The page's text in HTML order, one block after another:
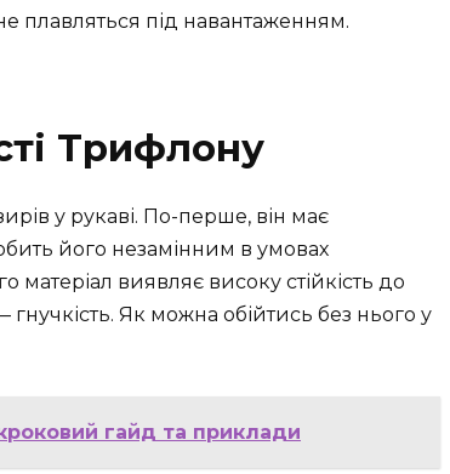
плавляться під навантаженням.
Трифлону
у рукаві. По-перше, він має
його незамінним в умовах
виявляє високу стійкість до
Як можна обійтись без нього у
гайд та приклади